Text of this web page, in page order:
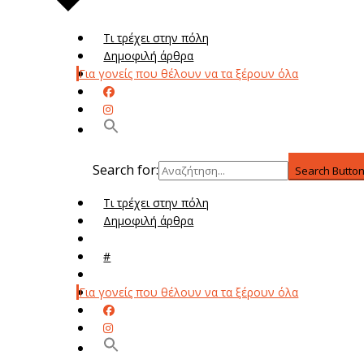
Τι τρέχει στην πόλη
Δημοφιλή άρθρα
Για γονείς που θέλουν να τα ξέρουν όλα
Search for: Search
Τι τρέχει στην πόλη
Δημοφιλή άρθρα
#
Για γονείς που θέλουν να τα ξέρουν όλα